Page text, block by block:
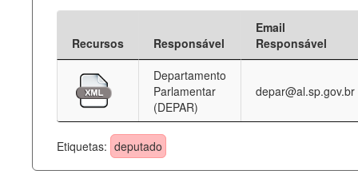
Catálogo de dados
Processo Legislativo
Deputados Estaduais
Administração
Legislação
Agenda
Recursos Responsável
Email
Responsável
Departamento
Parlamentar
(DEPAR)
depar@al.sp.gov.br
Etiquetas: deputado